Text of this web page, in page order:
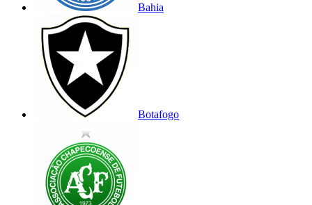
Bahia
Botafogo